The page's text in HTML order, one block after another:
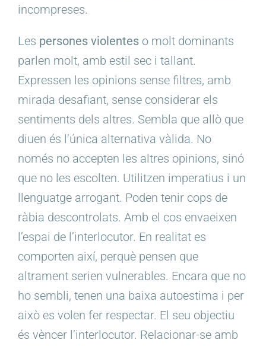
incompreses.
Les persones violentes o molt dominants
parlen molt, amb estil sec i tallant.
Expressen les opinions sense filtres, amb
mirada desafiant, sense considerar els
sentiments dels altres. Sembla que allò que
diuen és l’única alternativa vàlida. No
només no accepten les altres opinions, sinó
que no les escolten. Utilitzen imperatius i un
llenguatge arrogant. Poden tenir cops de
ràbia descontrolats. Amb el cos envaeixen
l’espai de l’interlocutor. En realitat es
comporten així, perquè pensen que
altrament serien vulnerables. Encara que no
ho sembli, tenen una baixa autoestima i per
això es volen fer respectar. El seu objectiu
és vèncer l’interlocutor. Relacionar-se amb